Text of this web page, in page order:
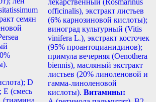
семян
D
E (смесь
(тиамина
лекарственный (Rosmarinus
officinalis), экстракт листьев
(6% карнозиновой кислоты);
виноград культурный (Vitis
vinifera L.), экстракт косточек
(95% проантоцианидинов);
примула вечерняя (Oenothera
biennis), масляный экстракт
листьев (20% линоленовой и
гамма-линоленовой
кислоты). Витамины: